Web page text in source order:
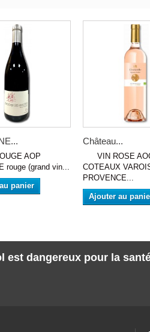
AOP
rouge (grand vin...
panier
Château...
VIN ROSE
COTEAUX
PROVENCE...
Ajouter au
est dangereux pour la